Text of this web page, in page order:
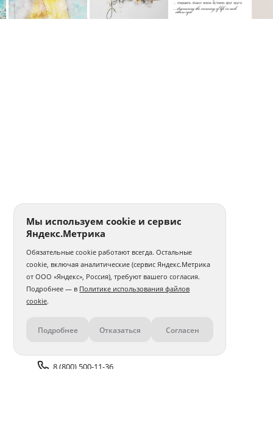
Контакты
8 (800) 500-11-36
Мы используем cookie и сервис
Яндекс.Метрика
Обязательные cookie работают всегда. Остальные
cookie, включая аналитические (сервис Яндекс.Метрика
от ООО «Яндекс», Россия), требуют вашего согласия.
Подробнее — в Политике использования файлов
cookie.
Подробнее Отказаться Согласен